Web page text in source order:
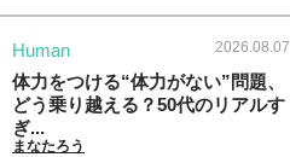
Human 2026.08.07
体力をつける“体力がない”問題、
どう乗り越える？50代のリアルす
ぎ...
まなたろう